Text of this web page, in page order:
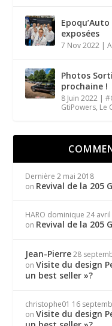
exposées
7 Nov 2022 |
Photos
prochaine !
8 Juin 2022 |
GtiPowers, Le
Dernière 2 mai 2018
on Revival de la 205
HARO dominique 24
on Revival de la 205
Jean-Pierre 28
onVisite du design
un best seller »?
christophe01 16
onVisite du design